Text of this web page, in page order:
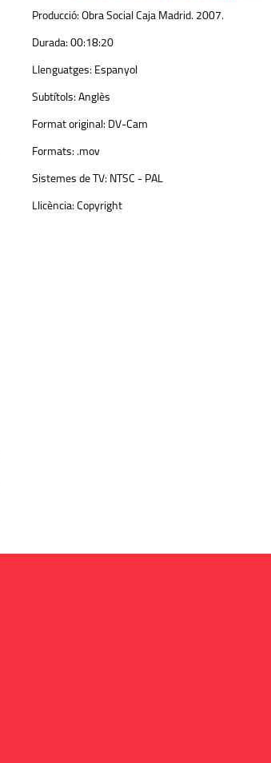
Producció: Obra Social Caja Madrid. 2007.
Durada: 00:18:20
Llenguatges: Espanyol
Subtítols: Anglès
Format original: DV-Cam
Formats: .mov
Sistemes de TV: NTSC - PAL
Llicència: Copyright